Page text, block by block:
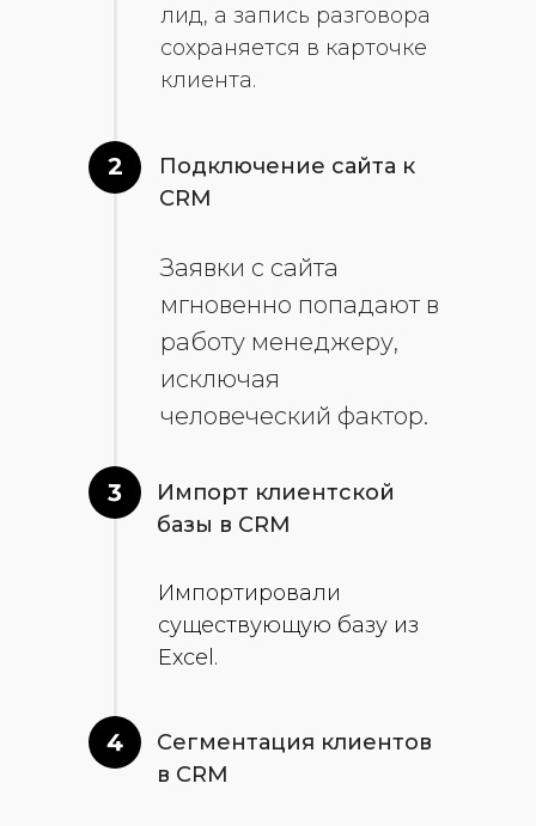
лид, а запись разговора
сохраняется в карточке
клиента.
2
Подключение сайта к
CRM
Заявки с сайта
мгновенно попадают в
работу менеджеру,
исключая
человеческий фактор.
4
Сегментация клиентов
в CRM
3
Импорт клиентской
базы в CRM
Импортировали
существующую базу из
Excel.